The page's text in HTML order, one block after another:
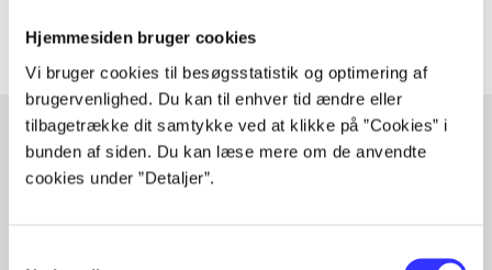
Hjemmesiden bruger cookies
Vi bruger cookies til besøgsstatistik og optimering af
brugervenlighed. Du kan til enhver tid ændre eller
tilbagetrække dit samtykke ved at klikke på ”Cookies” i
bunden af siden. Du kan læse mere om de anvendte
cookies under ”Detaljer”.
Artikler med samme emner